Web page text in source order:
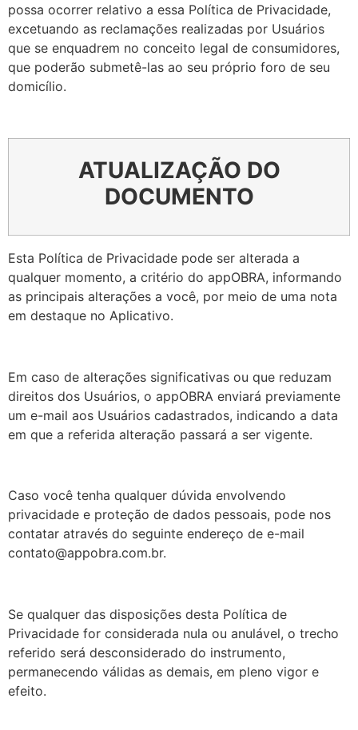
possa ocorrer relativo a essa Política de Privacidade,
excetuando as reclamações realizadas por Usuários
que se enquadrem no conceito legal de consumidores,
que poderão submetê-las ao seu próprio foro de seu
domicílio.
ATUALIZAÇÃO DO
DOCUMENTO
Esta Política de Privacidade pode ser alterada a
qualquer momento, a critério do appOBRA, informando
as principais alterações a você, por meio de uma nota
em destaque no Aplicativo.
Em caso de alterações significativas ou que reduzam
direitos dos Usuários, o appOBRA enviará previamente
um e-mail aos Usuários cadastrados, indicando a data
em que a referida alteração passará a ser vigente.
Caso você tenha qualquer dúvida envolvendo
privacidade e proteção de dados pessoais, pode nos
contatar através do seguinte endereço de e-mail
contato@appobra.com.br.
Se qualquer das disposições desta Política de
Privacidade for considerada nula ou anulável, o trecho
referido será desconsiderado do instrumento,
permanecendo válidas as demais, em pleno vigor e
efeito.